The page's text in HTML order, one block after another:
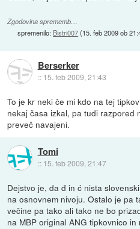
Zgodovina sprememb…
spremenilo: Bistri007(15. feb 2009 ob
Berserker
:: 15. feb 2009, 21:43
To je kr neki če mi kdo na tej
nekaj časa izkal, pa tudi razpored
preveč navajeni.
Tomi
:: 15. feb 2009, 21:47
Dejstvo je, da đ in ć nista
na osnovnem nivoju. Ostalo je pa
večine pa tako ali tako ne bo
na MBP original ANG tipkovnico